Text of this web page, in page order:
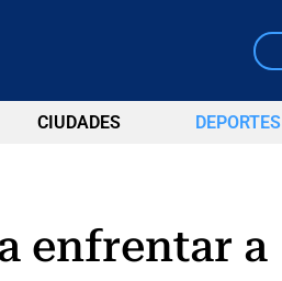
CIUDADES DEPORTES
enfrentar a